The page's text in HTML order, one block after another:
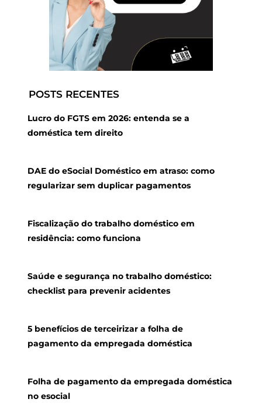
POSTS RECENTES
Lucro do FGTS em 2026: entenda se a
doméstica tem direito
DAE do eSocial Doméstico em atraso: como
regularizar sem duplicar pagamentos
Fiscalização do trabalho doméstico em
residência: como funciona
Saúde e segurança no trabalho doméstico:
checklist para prevenir acidentes
5 benefícios de terceirizar a folha de
pagamento da empregada doméstica
Folha de pagamento da empregada doméstica
no esocial